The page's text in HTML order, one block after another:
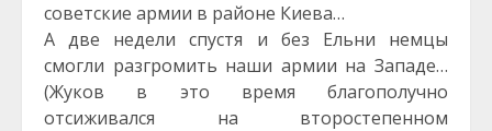
советские армии в районе Киева…
А две недели спустя и без Ельни немцы
смогли разгромить наши армии на Западе…
(Жуков в это время благополучно
отсиживался на второстепенном